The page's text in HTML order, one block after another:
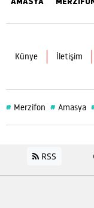
Künye İletişim
# Merzifon # Amasya
RSS